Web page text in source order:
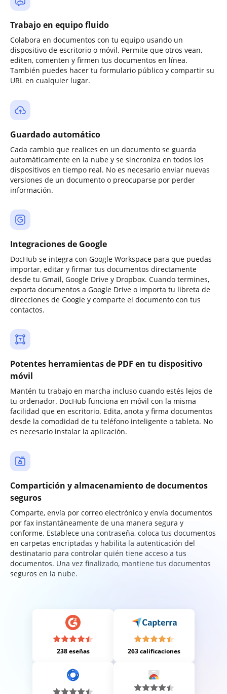
Trabajo en equipo fluido
Colabora en documentos con tu equipo usando un
dispositivo de escritorio o móvil. Permite que otros vean,
editen, comenten y firmen tus documentos en línea.
También puedes hacer tu formulario público y compartir su
URL en cualquier lugar.
Guardado automático
Cada cambio que realices en un documento se guarda
automáticamente en la nube y se sincroniza en todos los
dispositivos en tiempo real. No es necesario enviar nuevas
versiones de un documento o preocuparse por perder
información.
Integraciones de Google
DocHub se integra con Google Workspace para que puedas
importar, editar y firmar tus documentos directamente
desde tu Gmail, Google Drive y Dropbox. Cuando termines,
exporta documentos a Google Drive o importa tu libreta de
direcciones de Google y comparte el documento con tus
contactos.
Potentes herramientas de PDF en tu dispositivo
móvil
Mantén tu trabajo en marcha incluso cuando estés lejos de
tu ordenador. DocHub funciona en móvil con la misma
facilidad que en escritorio. Edita, anota y firma documentos
desde la comodidad de tu teléfono inteligente o tableta. No
es necesario instalar la aplicación.
Compartición y almacenamiento de documentos
seguros
Comparte, envía por correo electrónico y envía documentos
por fax instantáneamente de una manera segura y
conforme. Establece una contraseña, coloca tus documentos
en carpetas encriptadas y habilita la autenticación del
destinatario para controlar quién tiene acceso a tus
documentos. Una vez finalizado, mantiene tus documentos
seguros en la nube.
238 eseñas 263 calificaciones